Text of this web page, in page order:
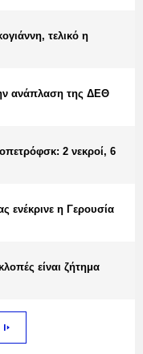
τελικό η
ανάπλαση της ΔΕΘ
2 νεκροί, 6
ενέκρινε η Γερουσία
είναι ζήτημα